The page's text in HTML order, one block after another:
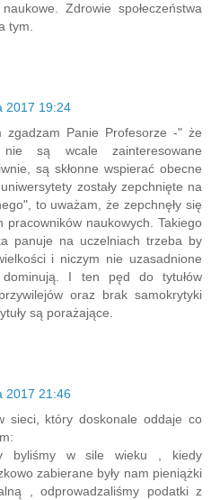
Zdrowie społeczeństwa
tym.
2017 19:24
Panie Profesorze -" że
nie są wcale zainteresowane
są skłonne wspierać obecne
zostały zepchnięte na
to uważam, że zepchnęły się
pracowników naukowych. Takiego
panuje na uczelniach trzeba by
i niczym nie uzasadnione
dominują. I ten pęd do tytułów
oraz brak samokrytyki
są porażające.
2017 21:46
sieci, który doskonale oddaje co
byliśmy w sile wieku , kiedy
zabierane były nam pieniążki
, odprowadzaliśmy podatki z